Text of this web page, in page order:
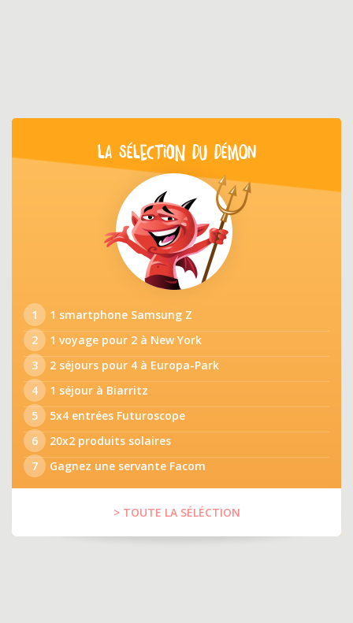
LA SÉLECTION DU DÉMON
1
1 smartphone Samsung Z
2
1 voyage pour 2 à New York
3
2 séjours pour 4 à Europa-Park
4
1 séjour à Biarritz
5
5x4 entrées Futuroscope
6
20x2 produits solaires
7
Gagnez une servante Facom
> TOUTE LA SÉLÉCTION